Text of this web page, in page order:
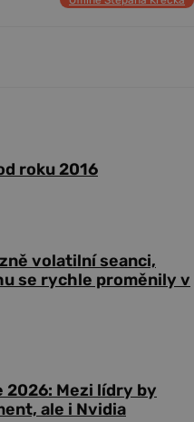
roku 2016
volatilní seanci,
se rychle proměnily v
Mezi lídry by
ale i Nvidia